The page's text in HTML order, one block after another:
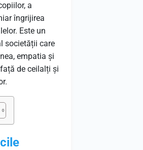
a
îngrijirea
Este un
societății care
empatia și
de ceilalți și